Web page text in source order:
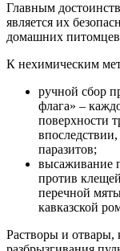
Главным
является их
домашних
К нехимическим
ручной сбор
флага» –
поверхности
паразитов;
высаживание
против
перечной
кавказской
Растворы и